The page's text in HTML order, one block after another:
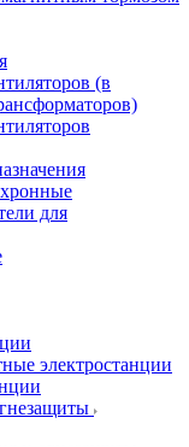
(в
для
электростанции